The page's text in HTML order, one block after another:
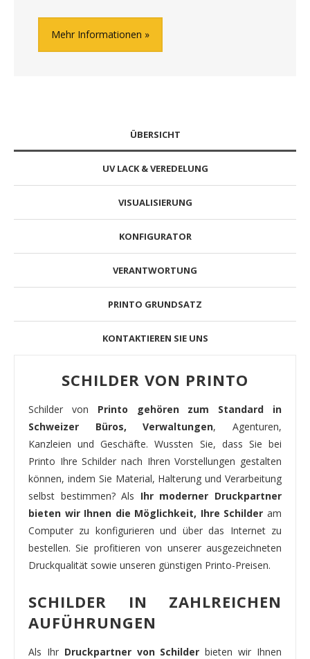
Mehr Informationen
ÜBERSICHT
UV LACK & VEREDELUNG
VISUALISIERUNG
KONFIGURATOR
VERANTWORTUNG
PRINTO GRUNDSATZ
KONTAKTIEREN SIE UNS
SCHILDER VON PRINTO
Schilder von Printo gehören zum Standard in
Schweizer Büros, Verwaltungen, Agenturen,
Kanzleien und Geschäfte. Wussten Sie, dass Sie bei
Printo Ihre Schilder nach Ihren Vorstellungen gestalten
können, indem Sie Material, Halterung und Verarbeitung
selbst bestimmen? Als Ihr moderner Druckpartner
bieten wir Ihnen die Möglichkeit, Ihre Schilder am
Computer zu konfigurieren und über das Internet zu
bestellen. Sie profitieren von unserer ausgezeichneten
Druckqualität sowie unseren günstigen Printo-Preisen.
SCHILDER IN ZAHLREICHEN
AUFÜHRUNGEN
Als Ihr Druckpartner von Schilderbieten wir Ihnen